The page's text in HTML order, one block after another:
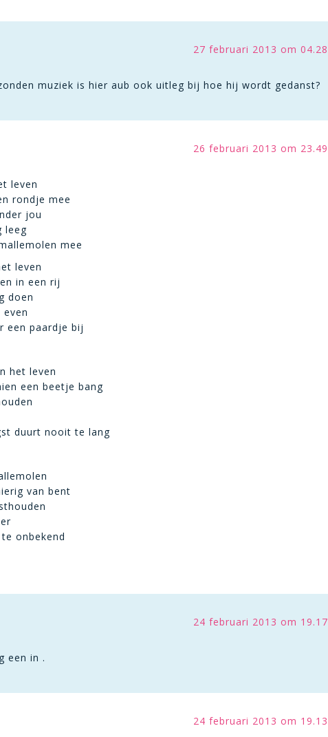
27 februari 2013 om 04.28
muziek is hier aub ook uitleg bij hoe hij wordt gedanst?
26 februari 2013 om 23.49
leven
rondje mee
jou
leeg
mee
leven
in een rij
doen
een paardje bij
het leven
een beetje bang
duurt nooit te lang
van bent
onbekend
24 februari 2013 om 19.17
een in .
24 februari 2013 om 19.13